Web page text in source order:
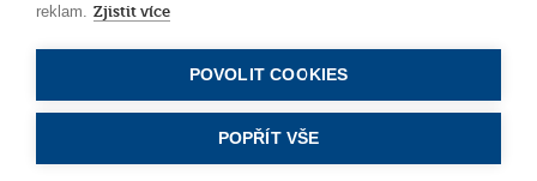
CS_CZ
reklam. Zjistit více
POVOLIT COOKIES
POPŘÍT VŠE